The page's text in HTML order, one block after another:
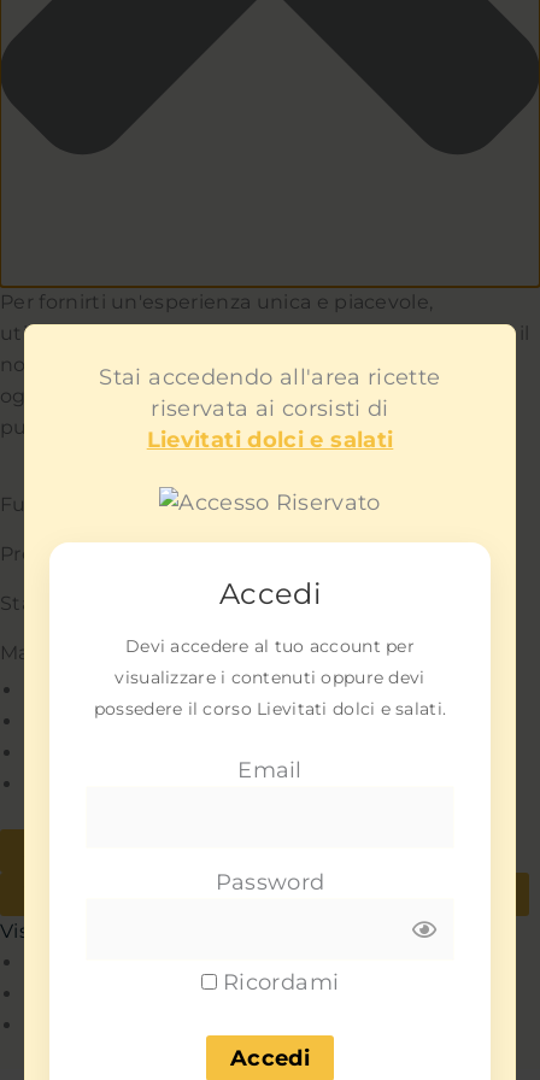
Per fornirti un'esperienza unica e piacevole,
utilizziamo i cookie per capire e aiutarci a migliorare il
nostro sito e servizio. Teniamo a cuore la privacy di
ogni utente e non ti mostreremo contenuti
pubblicitari fastidiosi.
Funzionale Sempre attivo
Preferenze
Statistiche
Marketing
Gestisci opzioni
Gestisci servizi
Per saperne di più su questi scopi
Visualizza le preferenze
Visualizza le preferenze
Stai accedendo all'area ricette
riservata ai corsisti di
Lievitati dolci e salati
Accedi
Devi accedere al tuo account per
visualizzare i contenuti oppure devi
possedere il corso Lievitati dolci e salati.
Email
Password
Ricordami